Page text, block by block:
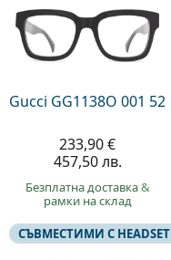
Gucci GG1138O 001 52
233,90 €
457,50 лв.
Безплатна доставка&
рамки на склад
СЪВМЕСТИМИ С HEADSET